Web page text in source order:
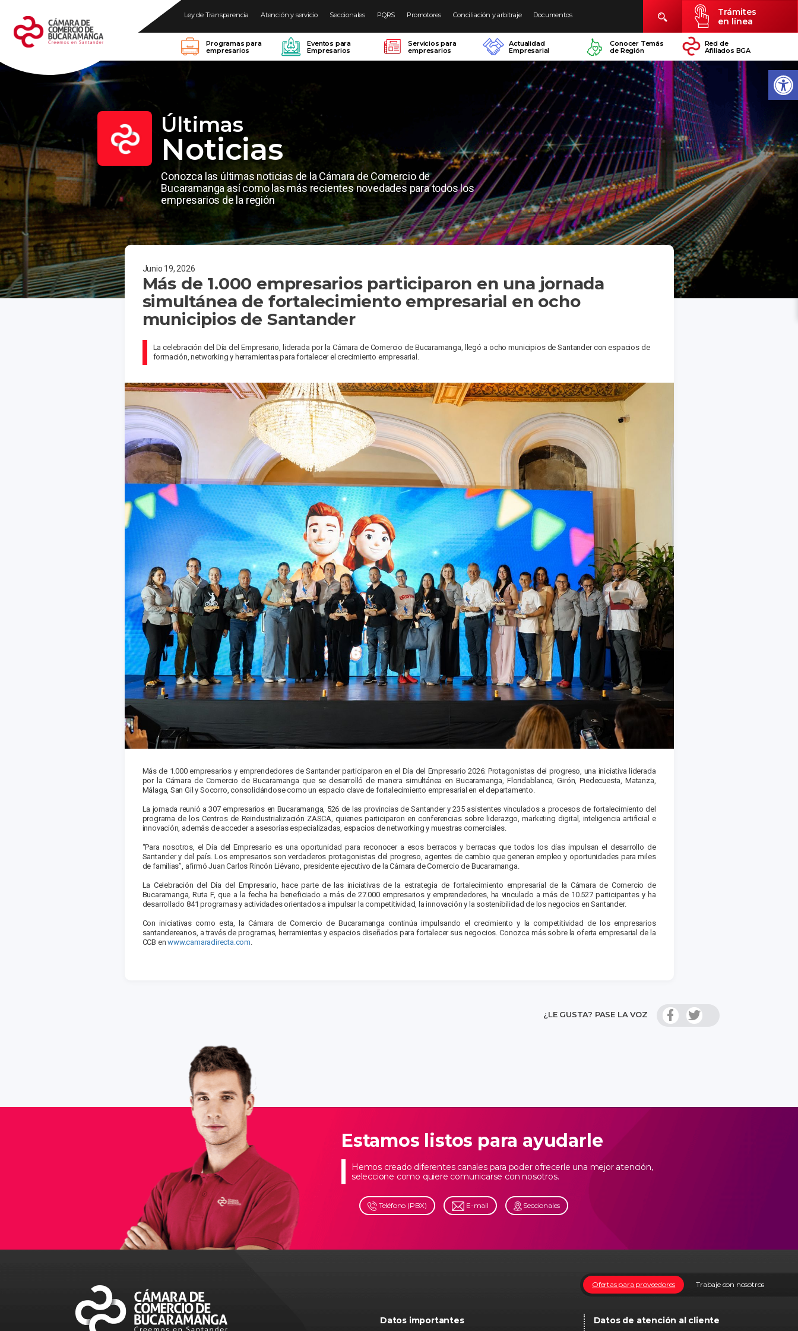
Ley de Transparencia Atención y servicio Seccionales PQRS Promotores Conciliación y arbitraje Documentos
Trámites
en línea
Programas para
empresarios
Eventos para
Empresarios
Servicios para
empresarios
Actualidad
Empresarial
Conocer Temás
de Región
Red de
Afiliados BGA
Últimas
Noticias
Conozca las últimas noticias de la Cámara de Comercio de
Bucaramanga así como las más recientes novedades para todos los
empresarios de la región
Junio 19, 2026
Más de 1.000 empresarios participaron en una jornada
simultánea de fortalecimiento empresarial en ocho
municipios de Santander
La celebración del Día del Empresario, liderada por la Cámara de Comercio de Bucaramanga, llegó a ocho municipios de Santander con espacios de
formación, networking y herramientas para fortalecer el crecimiento empresarial.
Más de 1.000 empresarios y emprendedores de Santander participaron en el Día del Empresario 2026: Protagonistas del progreso, una iniciativa liderada
por la Cámara de Comercio de Bucaramanga que se desarrolló de manera simultánea en Bucaramanga, Floridablanca, Girón, Piedecuesta, Matanza,
Málaga, San Gil y Socorro, consolidándose como un espacio clave de fortalecimiento empresarial en el departamento.
La jornada reunió a 307 empresarios en Bucaramanga, 526 de las provincias de Santander y 235 asistentes vinculados a procesos de fortalecimiento del
programa de los Centros de Reindustrialización ZASCA, quienes participaron en conferencias sobre liderazgo, marketing digital, inteligencia artificial e
innovación, además de acceder a asesorías especializadas, espacios de networking y muestras comerciales.
“Para nosotros, el Día del Empresario es una oportunidad para reconocer a esos berracos y berracas que todos los días impulsan el desarrollo de
Santander y del país. Los empresarios son verdaderos protagonistas del progreso, agentes de cambio que generan empleo y oportunidades para miles
de familias”, afirmó Juan Carlos Rincón Liévano, presidente ejecutivo de la Cámara de Comercio de Bucaramanga.
La Celebración del Día del Empresario, hace parte de las iniciativas de la estrategia de fortalecimiento empresarial de la Cámara de Comercio de
Bucaramanga, Ruta F, que a la fecha ha beneficiado a más de 27.000 empresarios y emprendedores, ha vinculado a más de 10.527 participantes y ha
desarrollado 841 programas y actividades orientados a impulsar la competitividad, la innovación y la sostenibilidad de los negocios en Santander.
Con iniciativas como esta, la Cámara de Comercio de Bucaramanga continúa impulsando el crecimiento y la competitividad de los empresarios
santandereanos, a través de programas, herramientas y espacios diseñados para fortalecer sus negocios. Conozca más sobre la oferta empresarial de la
CCB enwww.camaradirecta.com
¿LE GUSTA? PASE LA VOZ
Estamos listos para ayudarle
Hemos creado diferentes canales para poder ofrecerle una mejor atención,
seleccione como quiere comunicarse con nosotros.
Teléfono (PBX) E-mail Seccionales
Trabaje con nosotros
Ofertas para proveedores
Datos importantes Datos de atención al cliente